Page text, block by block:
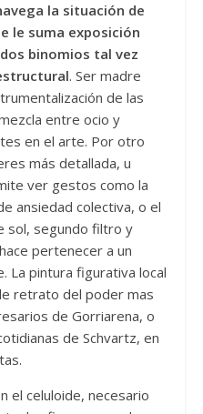
la situación de
le suma exposición
binomios tal vez
. Ser madre
de las
entre ocio y
en el arte. Por otro
más detallada, u
ver gestos como la
ansiedad colectiva, o el
sol, segundo filtro y
pertenecer a un
La pintura figurativa local
retrato del poder mas
de Gorriarena, o
de Schvartz, en
el celuloide, necesario